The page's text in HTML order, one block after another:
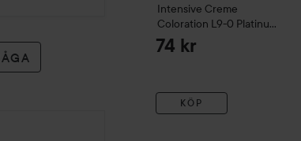
Intensive Creme
Coloration L9-0 Platinum
Blonde
74 kr
KÖP